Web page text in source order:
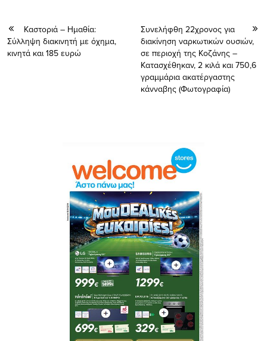
Καστοριά – Ημαθία:
Σύλληψη διακινητή με όχημα,
κινητά και 185 ευρώ
Συνελήφθη 22χρονος για
διακίνηση ναρκωτικών ουσιών,
σε περιοχή της Κοζάνης –
Kατασχέθηκαν, 2 κιλά και 750,6
γραμμάρια ακατέργαστης
κάνναβης (Φωτογραφία)